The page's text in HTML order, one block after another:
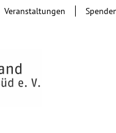
Veranstaltungen